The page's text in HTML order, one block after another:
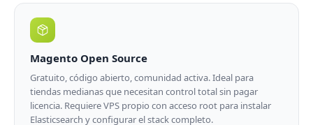
Magento Open Source
Gratuito, código abierto, comunidad activa. Ideal para
tiendas medianas que necesitan control total sin pagar
licencia. Requiere VPS propio con acceso root para instalar
Elasticsearch y configurar el stack completo.